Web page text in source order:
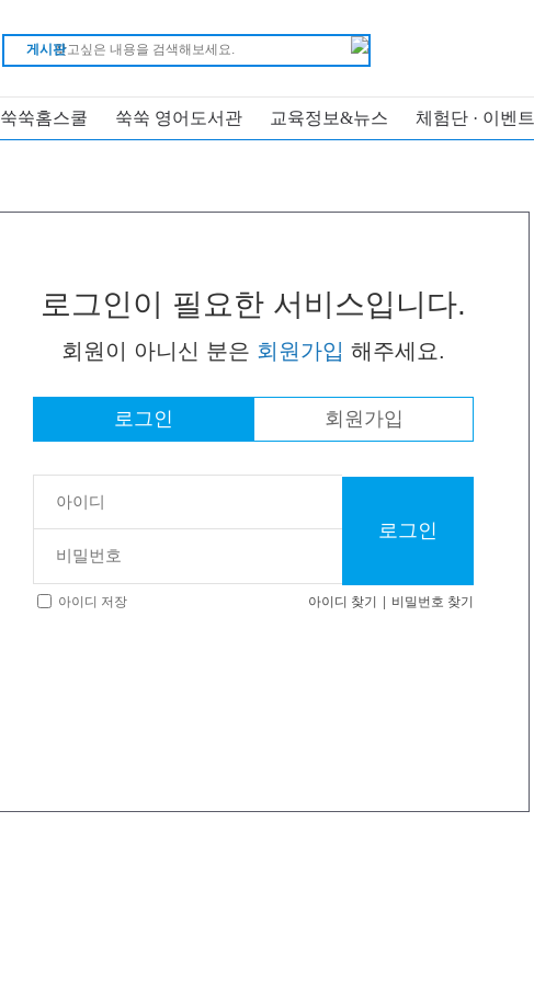
게시판
쑥쑥홈스쿨 쑥쑥 영어도서관 교육정보&뉴스 체험단 · 이벤트
로그인이 필요한 서비스입니다.
회원이 아니신 분은 회원가입 해주세요.
로그인 회원가입
로그인
아이디 저장 아이디 찾기 | 비밀번호 찾기